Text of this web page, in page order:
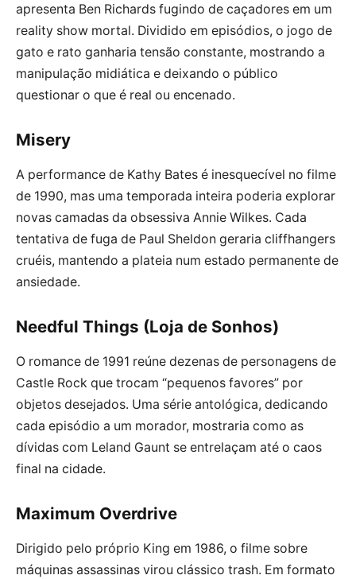
apresenta Ben Richards fugindo de caçadores em um
reality show mortal. Dividido em episódios, o jogo de
gato e rato ganharia tensão constante, mostrando a
manipulação midiática e deixando o público
questionar o que é real ou encenado.
Misery
A performance de Kathy Bates é inesquecível no filme
de 1990, mas uma temporada inteira poderia explorar
novas camadas da obsessiva Annie Wilkes. Cada
tentativa de fuga de Paul Sheldon geraria cliffhangers
cruéis, mantendo a plateia num estado permanente de
ansiedade.
Needful Things (Loja de Sonhos)
O romance de 1991 reúne dezenas de personagens de
Castle Rock que trocam “pequenos favores” por
objetos desejados. Uma série antológica, dedicando
cada episódio a um morador, mostraria como as
dívidas com Leland Gaunt se entrelaçam até o caos
final na cidade.
Maximum Overdrive
Dirigido pelo próprio King em 1986, o filme sobre
máquinas assassinas virou clássico trash. Em formato